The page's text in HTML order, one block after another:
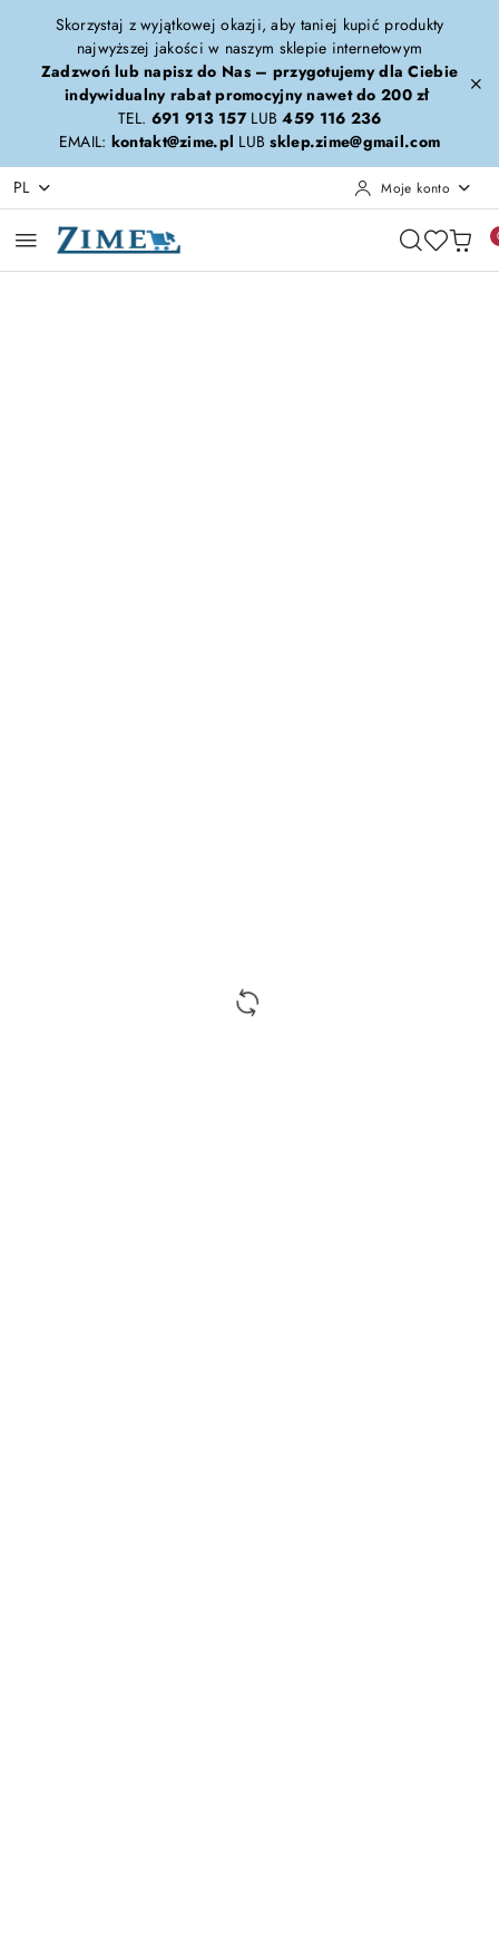
Przejdź do treści głównej
Przejdź do wyszukiwarki
Przejdź do moje konto
Przejdź do menu głównego
Przejdź do opisu produktu
Przejdź do stopki
Skorzystaj z wyjątkowej okazji, aby taniej kupić produkty
najwyższej jakości w naszym sklepie internetowym
Zadzwoń lub napisz do Nas – przygotujemy dla Ciebie
indywidualny rabat promocyjny nawet do 200 zł
TEL. 691 913 157LUB459 116 236
EMAIL: kontakt@zime.pl LUBsklep.zime@gmail.com
PL Moje konto